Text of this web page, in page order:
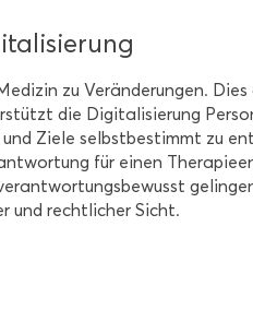
zu Ver­än­de­run­gen.
die Di­gi­ta­li­sie­rung
Ziele selbst­be­stimmt zu
für einen
und recht­li­cher Sicht.